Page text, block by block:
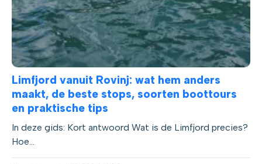
Limfjord vanuit Rovinj: wat hem anders
maakt, de beste stops, soorten boottours
en praktische tips
In deze gids: Kort antwoord Wat is de Limfjord precies?
Hoe...